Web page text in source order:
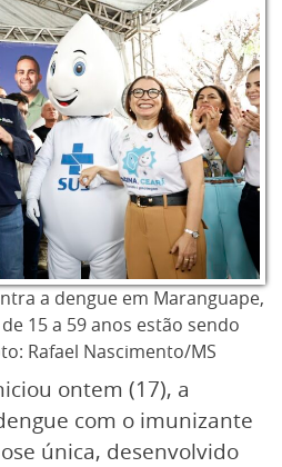
a dengue em Maranguape,
15 a 59 anos estão sendo
Rafael Nascimento/MS
ontem (17), a
com o imunizante
única, desenvolvido